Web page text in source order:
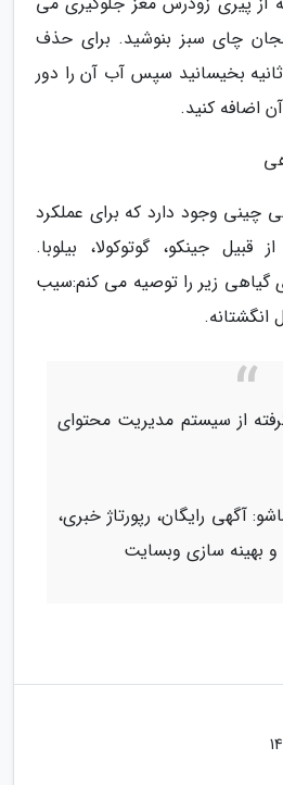
چای سبز بنوشید. برای حذف
چای سبز را 45 ثانیه بخیسانید سپس آب آن را دور
اضافه کنید.
چینی وجود دارد که برای عملکرد
جینکو، گوتوکولا، بیلوبا.
گیاهی زیر را توصیه می کنم:سیب
انگشتانه.
از سیستم مدیریت محتوای
آگهی رایگان، رپورتاژ خبری،
بهینه سازی وبسایت